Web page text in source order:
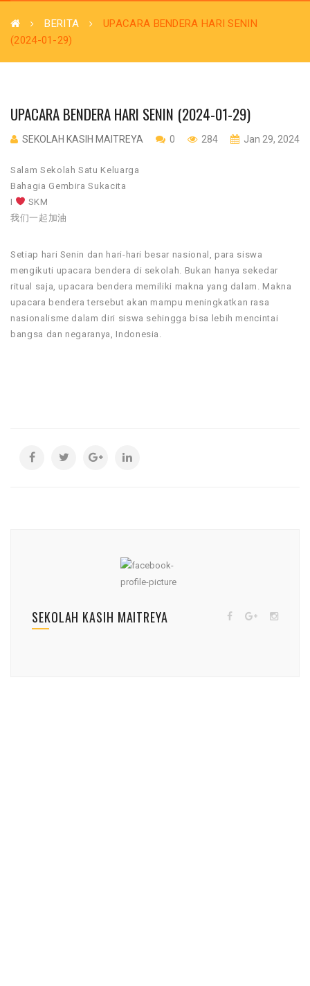
BERITA
UPACARA BENDERA HARI SENIN
(2024-01-29)
UPACARA BENDERA HARI SENIN (2024-01-29)
SEKOLAH KASIH MAITREYA 0 284 Jan 29, 2024
Salam Sekolah Satu Keluarga
Bahagia Gembira Sukacita
I
SKM
我们一起加油
Setiap hari Senin dan hari-hari besar nasional, para siswa
mengikuti upacara bendera di sekolah. Bukan hanya sekedar
ritual saja, upacara bendera memiliki makna yang dalam. Makna
upacara bendera tersebut akan mampu meningkatkan rasa
nasionalisme dalam diri siswa sehingga bisa lebih mencintai
bangsa dan negaranya, Indonesia.
SEKOLAH KASIH MAITREYA